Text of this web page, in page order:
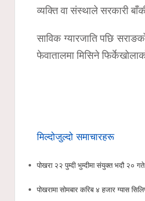
व्यक्ति वा संस्थाले सरकारी
साविक ग्यारजाति पछि
फेवातालमा मिसिने
मिल्दोजुल्दो समाचारहरू
पोखरा २२ पुम्दी भुम्दीमा संयुक्त भदौ २० गते
पोखरामा सोमबार करिब ४ हजार ग्यास